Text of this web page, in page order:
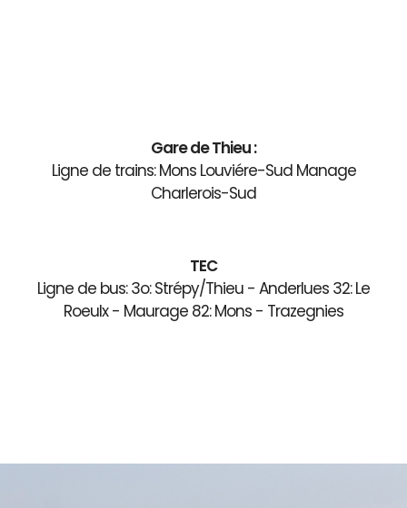
Gare de Thieu :
Ligne de trains: Mons Louviére-Sud Manage
Charlerois-Sud
TEC
Ligne de bus: 3o: Strépy/Thieu - Anderlues 32: Le
Roeulx - Maurage 82: Mons - Trazegnies